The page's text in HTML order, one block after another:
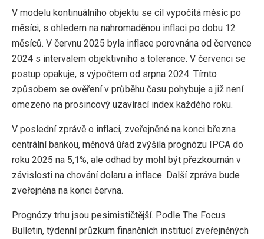
V modelu kontinuálního objektu se cíl vypočítá měsíc po
měsíci, s ohledem na nahromaděnou inflaci po dobu 12
měsíců. V červnu 2025 byla inflace porovnána od července
2024 s intervalem objektivního a tolerance. V červenci se
postup opakuje, s výpočtem od srpna 2024. Tímto
způsobem se ověření v průběhu času pohybuje a již není
omezeno na prosincový uzavírací index každého roku.
V poslední zprávě o inflaci, zveřejněné na konci března
centrální bankou, měnová úřad zvýšila prognózu IPCA do
roku 2025 na 5,1%, ale odhad by mohl být přezkoumán v
závislosti na chování dolaru a inflace. Další zpráva bude
zveřejněna na konci června.
Prognózy trhu jsou pesimističtější. Podle The Focus
Bulletin, týdenní průzkum finančních institucí zveřejněných